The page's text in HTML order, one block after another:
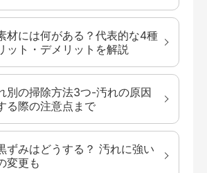
材には何がある？代表的な4種
ット・デメリットを解説
別の掃除方法3つ-汚れの原因
る際の注意点まで
ずみはどうする？ 汚れに強い
変更も